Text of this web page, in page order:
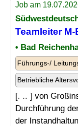
Job am
Teamleiter
• Bad
Führungs-/
Betriebliche
[. .. ] von
Durchführung
der